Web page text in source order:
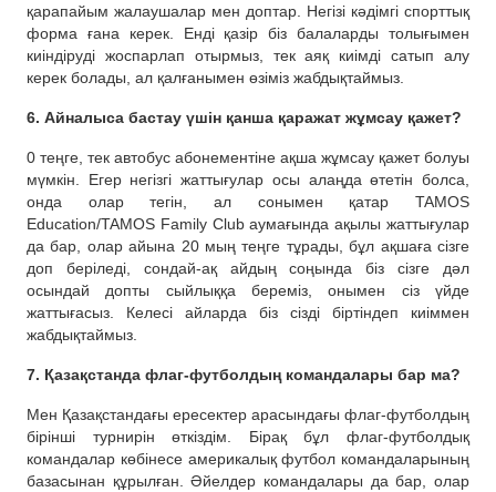
қарапайым жалаушалар мен доптар. Негізі кәдімгі спорттық
форма ғана керек. Енді қазір біз балаларды толығымен
киіндіруді жоспарлап отырмыз, тек аяқ киімді сатып алу
керек болады, ал қалғанымен өзіміз жабдықтаймыз.
6. Айналыса бастау үшін қанша қаражат жұмсау қажет?
0 теңге, тек автобус абонементіне ақша жұмсау қажет болуы
мүмкін. Егер негізгі жаттығулар осы алаңда өтетін болса,
онда олар тегін, ал сонымен қатар TAMOS
Education/TAMOS Family Club аумағында ақылы жаттығулар
да бар, олар айына 20 мың теңге тұрады, бұл ақшаға сізге
доп беріледі, сондай-ақ айдың соңында біз сізге дәл
осындай допты сыйлыққа береміз, онымен сіз үйде
жаттығасыз. Келесі айларда біз сізді біртіндеп киіммен
жабдықтаймыз.
7. Қазақстанда флаг-футболдың командалары бар ма?
Мен Қазақстандағы ересектер арасындағы флаг-футболдың
бірінші турнирін өткіздім. Бірақ бұл флаг-футболдық
командалар көбінесе америкалық футбол командаларының
базасынан құрылған. Әйелдер командалары да бар, олар